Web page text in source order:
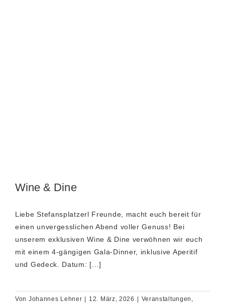
Wine & Dine
Liebe Stefansplatzerl Freunde, macht euch bereit für
einen unvergesslichen Abend voller Genuss! Bei
unserem exklusiven Wine & Dine verwöhnen wir euch
mit einem 4-gängigen Gala-Dinner, inklusive Aperitif
und Gedeck. Datum: [...]
Von Johannes Lehner | 12. März, 2026 | Veranstaltungen